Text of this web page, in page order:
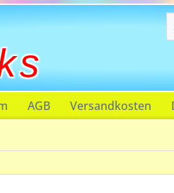
AGB Versandkosten